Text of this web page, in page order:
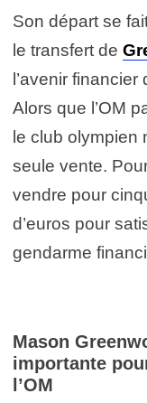
Son départ se
le transfert de
l’avenir
Alors que l’OM
le club olympien
seule vente.
vendre pour
d’euros pour
gendarme
Mason
importante
l’OM